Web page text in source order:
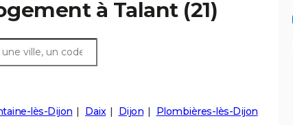
à Talant(21)
lès-Dijon Daix Dijon Plombières-lès-Dijon